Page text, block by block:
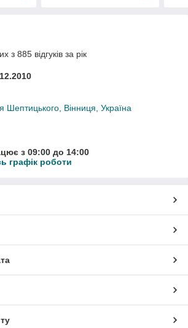
з 885 відгуків за рік
Шептицького, Вінниця, Україна
з 09:00 до 14:00
графік роботи